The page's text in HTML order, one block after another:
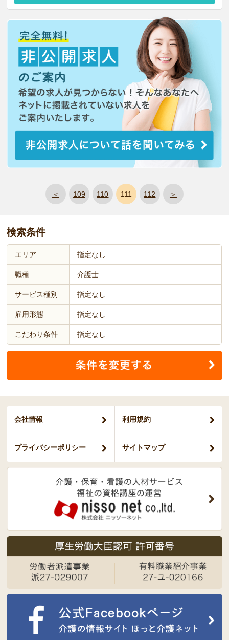
＜ 109 110 111 112 ＞
検索条件
エリア 指定なし
職種 介護士
サービス種別 指定なし
雇用形態 指定なし
こだわり条件 指定なし
会社情報 利用規約
プライバシーポリシー サイトマップ